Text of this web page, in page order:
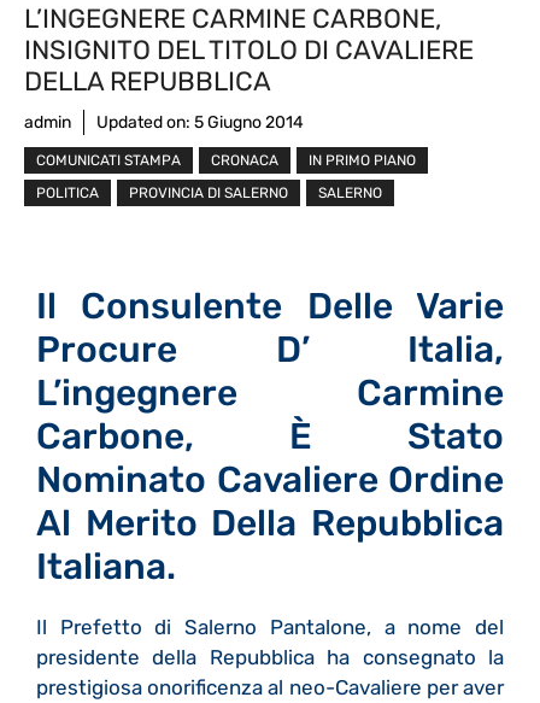
L’INGEGNERE CARMINE CARBONE,
INSIGNITO DEL TITOLO DI CAVALIERE
DELLA REPUBBLICA
admin Updated on: 5 Giugno 2014
COMUNICATI STAMPA CRONACA
IN PRIMO PIANO
POLITICA
PROVINCIA DI SALERNO SALERNO
Il Consulente Delle Varie
Procure D’ Italia,
L’ingegnere Carmine
Carbone, È Stato
Nominato Cavaliere Ordine
Al Merito Della Repubblica
Italiana.
Il Prefetto di Salerno Pantalone, a nome del
presidente della Repubblica ha consegnato la
prestigiosa onorificenza al neo-Cavaliere per aver